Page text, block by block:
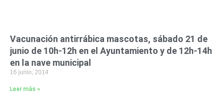
Vacunación antirrábica mascotas, sábado 21 de
junio de 10h-12h en el Ayuntamiento y de 12h-14h
en la nave municipal
16 junio, 2014
Leer más »